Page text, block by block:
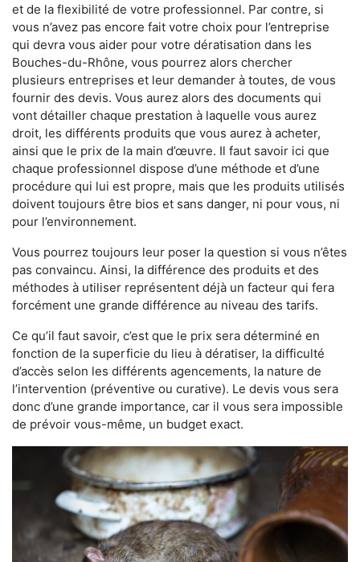
et de la flexibilité de votre professionnel. Par contre, si
vous n’avez pas encore fait votre choix pour l’entreprise
qui devra vous aider pour votre dératisation dans les
Bouches-du-Rhône, vous pourrez alors chercher
plusieurs entreprises et leur demander à toutes, de vous
fournir des devis. Vous aurez alors des documents qui
vont détailler chaque prestation à laquelle vous aurez
droit, les différents produits que vous aurez à acheter,
ainsi que le prix de la main d’œuvre. Il faut savoir ici que
chaque professionnel dispose d’une méthode et d’une
procédure qui lui est propre, mais que les produits utilisés
doivent toujours être bios et sans danger, ni pour vous, ni
pour l’environnement.
Vous pourrez toujours leur poser la question si vous n’êtes
pas convaincu. Ainsi, la différence des produits et des
méthodes à utiliser représentent déjà un facteur qui fera
forcément une grande différence au niveau des tarifs.
Ce qu’il faut savoir, c’est que le prix sera déterminé en
fonction de la superficie du lieu à dératiser, la difficulté
d’accès selon les différents agencements, la nature de
l’intervention (préventive ou curative). Le devis vous sera
donc d’une grande importance, car il vous sera impossible
de prévoir vous-même, un budget exact.